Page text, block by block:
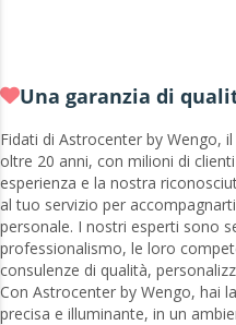
Una garanzia di
Fidati di Astrocenter by Wengo,
oltre 20 anni, con milioni di
esperienza e la nostra
al tuo servizio per
personale. I nostri esperti sono
professionalismo, le loro
consulenze di qualità,
Con Astrocenter by Wengo, hai
precisa e illuminante, in un